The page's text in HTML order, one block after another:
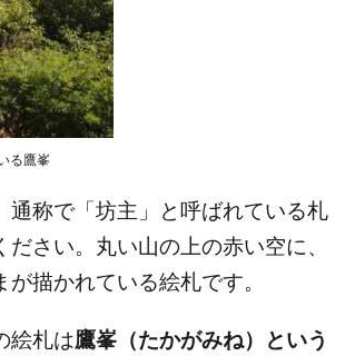
る鷹峯
通称で「坊主」と呼ばれている札
ださい。丸い山の上の赤い空に、
が描かれている絵札です。
絵札は鷹峯（たかがみね）という